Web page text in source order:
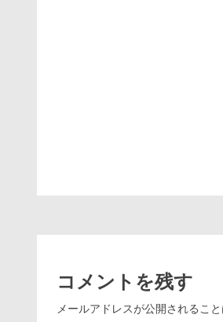
コメントを残す
メールアドレスが公開されること